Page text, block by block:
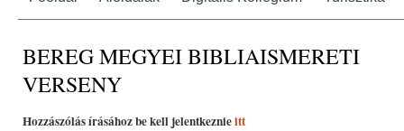
BEREG MEGYEI BIBLIAISMERETI
VERSENY
Hozzászólás írásához be kell jelentkeznieitt